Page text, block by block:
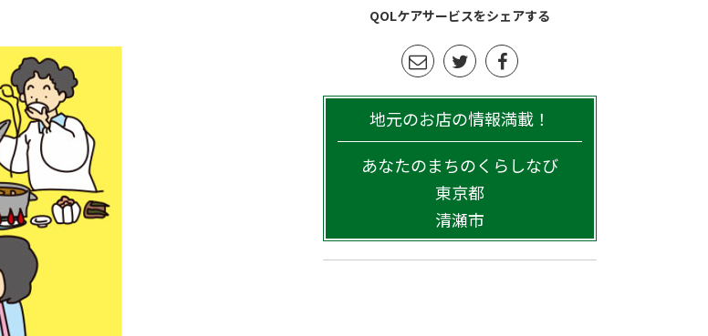
QOLケアサービスをシェアする
地元のお店の情報満載！
あなたのまちのくらしなび
東京都
清瀬市